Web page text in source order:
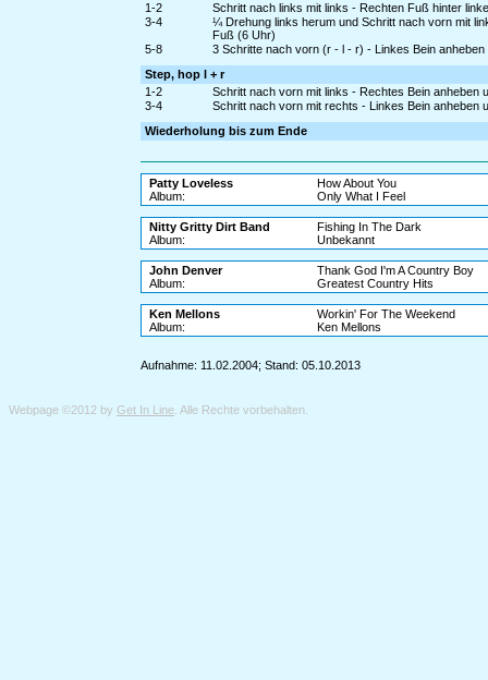
1-2
Schritt nach links mit links - Rechten Fuß hinter
3-4
¼ Drehung links herum und Schritt nach vorn mit
Fuß (6 Uhr)
5-8
3 Schritte nach vorn (r - l - r) - Linkes Bein
Step, hop l + r
1-2
Schritt nach vorn mit links - Rechtes Bein anheben
3-4
Schritt nach vorn mit rechts - Linkes Bein anheben
Wiederholung bis zum Ende
Patty Loveless
How About You
Album:
Only What I Feel
Nitty Gritty Dirt Band
Fishing In The Dark
Album:
Unbekannt
John Denver
Thank God I'm A Country Boy
Album:
Greatest Country Hits
Ken Mellons
Workin' For The Weekend
Album:
Ken Mellons
Aufnahme: 11.02.2004; Stand: 05.10.2013
Webpage ©2012 by Get In Line . Alle Rechte vorbehalten.